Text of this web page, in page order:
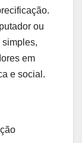
ou
em
e social.